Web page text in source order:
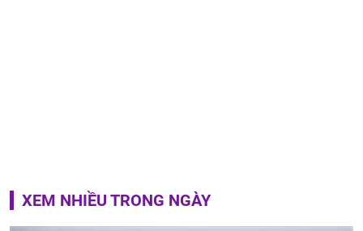
XEM NHIỀU TRONG NGÀY